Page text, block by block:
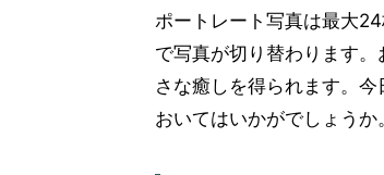
ポートレート写真は最大
で写真が切り替わります
さな癒しを得られます。
おいてはいかがでしょうか。